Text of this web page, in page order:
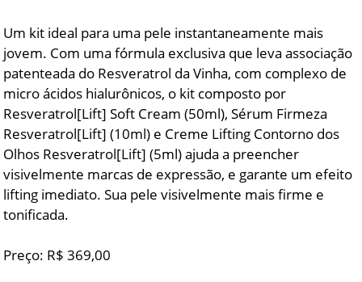
Um kit ideal para uma pele instantaneamente mais
jovem. Com uma fórmula exclusiva que leva associação
patenteada do Resveratrol da Vinha, com complexo de
micro ácidos hialurônicos, o kit composto por
Resveratrol[Lift] Soft Cream (50ml), Sérum Firmeza
Resveratrol[Lift] (10ml) e Creme Lifting Contorno dos
Olhos Resveratrol[Lift] (5ml) ajuda a preencher
visivelmente marcas de expressão, e garante um efeito
lifting imediato. Sua pele visivelmente mais firme e
tonificada.
Preço: R$ 369,00